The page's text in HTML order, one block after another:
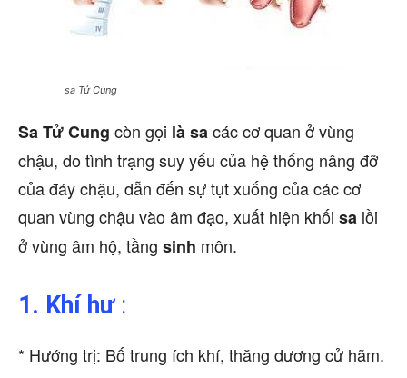
sa Tử Cung
Sa Tử Cung còn gọi là sacác cơ quan ở vùng
chậu, do tình trạng suy yếu của hệ thống nâng đỡ
của đáy chậu, dẫn đến sự tụt xuống của các cơ
quan vùng chậu vào âm đạo, xuất hiện khối sa lồi
ở vùng âm hộ, tầng sinh môn.
1. Khí hư :
* Hướng trị: Bố trung ích khí, thăng dương cử hãm.